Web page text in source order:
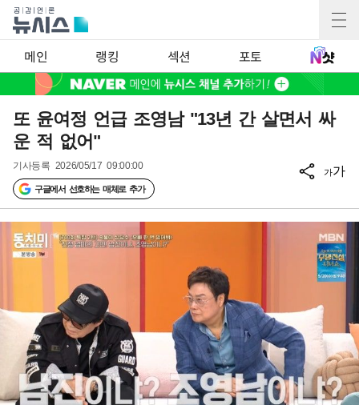
메인 랭킹 섹션 포토
또 윤여정 언급 조영남 "13년 간 살면서 싸
운 적 없어"
기사등록 2026/05/17 09:00:00
구글에서 선호하는 매체로 추가
가가